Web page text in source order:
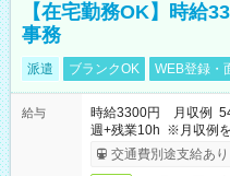
【在宅勤務OK】時給
事務
派遣 ブランクOK WEB登録・
給与
時給3300円 月収例
週+残業10h ※月収例を
交通費別途支給あり